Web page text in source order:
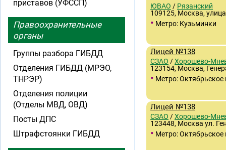
ЮВАО / Рязанский
109125, Москва,
• Метро: Кузьминки
Лицей №138
СЗАО /Хорошево-
123154, Москва,
• Метро: Октябрьское
Лицей №138
СЗАО /Хорошево-
123448, Москва ул.
• Метро: Октябрьское
приставов (УФССП)
Правоохранительные
органы
Группы разбора ГИБДД
Отделения ГИБДД (МРЭО,
ТНРЭР)
Отделения полиции
(Отделы МВД, ОВД)
Посты ДПС
Штрафстоянки ГИБДД